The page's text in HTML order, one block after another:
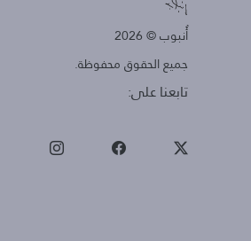
أُنبوب © 2026
جميع الحقوق محفوظة.
تابعنا على: